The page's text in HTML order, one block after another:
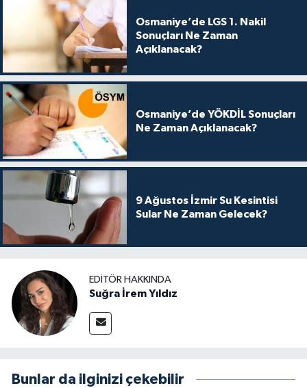
Osmaniye’de LGS 1. Nakil
Sonuçları Ne Zaman
Açıklanacak?
Osmaniye’de YÖKDİL Sonuçları
Ne Zaman Açıklanacak?
9 Ağustos İzmir Su Kesintisi
Sular Ne Zaman Gelecek?
EDITÖR HAKKINDA
Suğra İrem Yıldız
Bunlar da ilginizi çekebilir